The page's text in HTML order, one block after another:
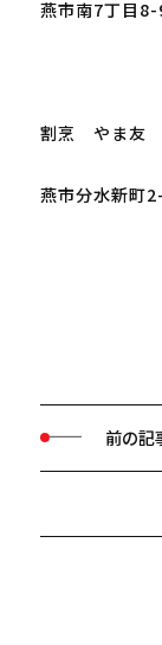
燕市南7丁目
割烹　やま友
燕市分水新町
前の記